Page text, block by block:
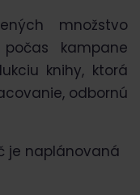
množstvo
počas kampane
knihy, ktorá
odbornú
je naplánovaná